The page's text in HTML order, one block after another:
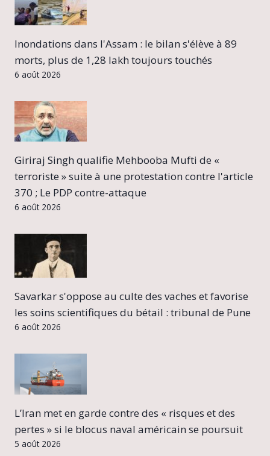
Inondations dans l'Assam : le bilan s'élève à 89
morts, plus de 1,28 lakh toujours touchés
6 août 2026
Giriraj Singh qualifie Mehbooba Mufti de «
terroriste » suite à une protestation contre l'article
370 ; Le PDP contre-attaque
6 août 2026
Savarkar s'oppose au culte des vaches et favorise
les soins scientifiques du bétail : tribunal de Pune
6 août 2026
L’Iran met en garde contre des « risques et des
pertes » si le blocus naval américain se poursuit
5 août 2026